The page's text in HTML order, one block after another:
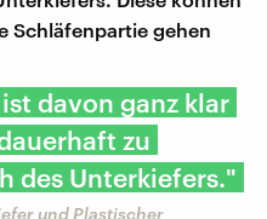
Schläfenpartie gehen
davon ganz klar
zu
des Unterkiefers."
und Plastischer